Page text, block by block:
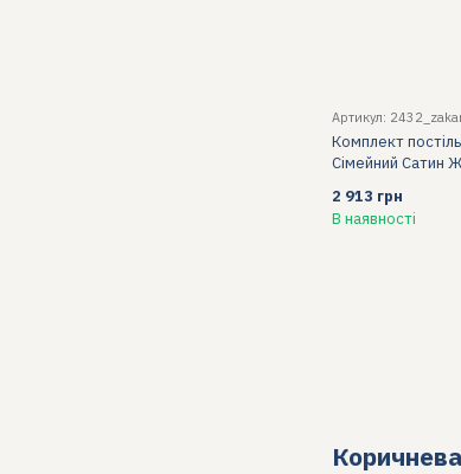
Артикул:
Комплект
Сімейний Сатин
2 913 грн
В наявності